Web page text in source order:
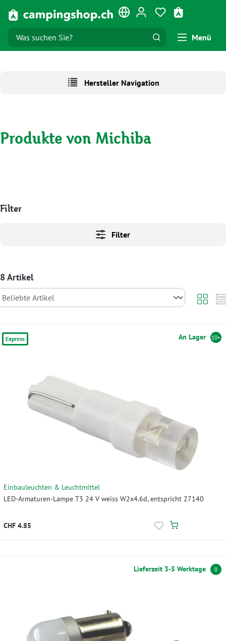
Zum Hauptinhalt springen Du hast 0
Menü
Hersteller Navigation
Produkte von Michiba
Filter
Filter
Artikel
Express An Lager 10+
Einbauleuchten & Leuchtmittel
LED-Armaturen-Lampe T3 24 V weiss W2x4.6d, entspricht 27140
CHF 4.85
Lieferzeit 3-5 Werktage 0